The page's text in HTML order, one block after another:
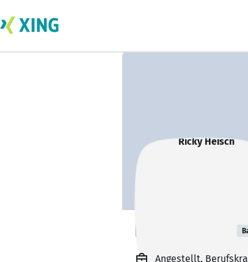
Ricky Heisch
Angestellt,